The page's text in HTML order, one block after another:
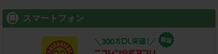
スマートフォン